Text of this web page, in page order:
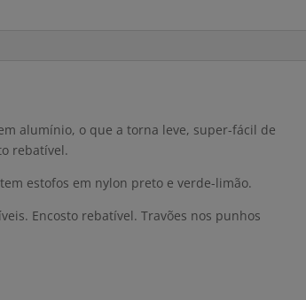
alumínio, o que a torna leve, super-fácil de
rebatível.
estofos em nylon preto e verde-limão.
Encosto rebatível. Travões nos punhos